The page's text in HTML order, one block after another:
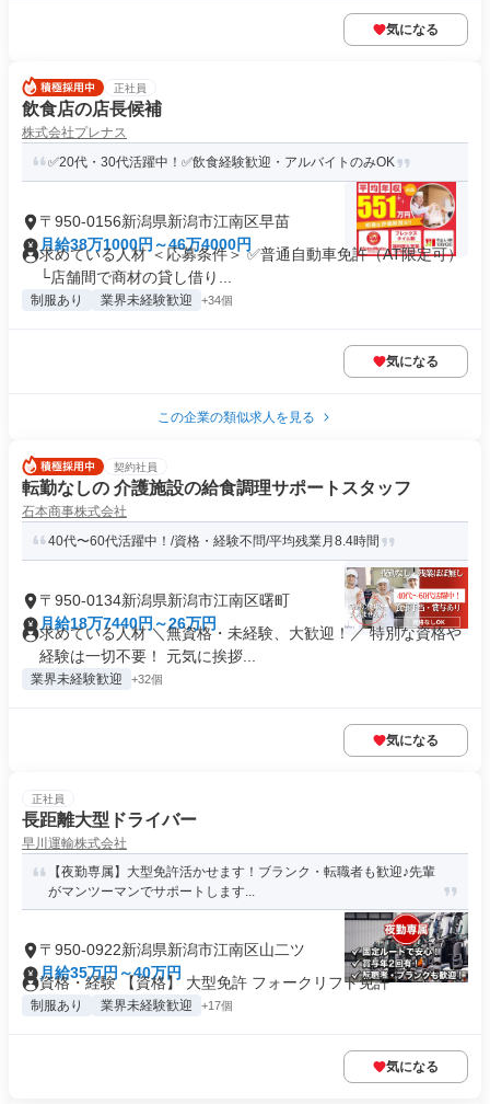
気になる
正社員
飲食店の店長候補
株式会社プレナス
✅20代・30代活躍中！✅飲食経験歓迎・アルバイトのみOK
〒950-0156新潟県新潟市江南区早苗
月給38万1000円～46万4000円
求めている人材 ＜応募条件＞ ✅普通自動車免許（AT限定可）
└店舗間で商材の貸し借り...
制服あり 業界未経験歓迎 +34個
気になる
この企業の類似求人を見る
契約社員
転勤なしの 介護施設の給食調理サポートスタッフ
石本商事株式会社
40代〜60代活躍中！/資格・経験不問/平均残業月8.4時間
〒950-0134新潟県新潟市江南区曙町
月給18万7440円～26万円
求めている人材 ＼無資格・未経験、大歓迎！／ 特別な資格や
経験は一切不要！ 元気に挨拶...
業界未経験歓迎 +32個
気になる
正社員
長距離大型ドライバー
早川運輸株式会社
【夜勤専属】大型免許活かせます！ブランク・転職者も歓迎♪先輩
がマンツーマンでサポートします...
〒950-0922新潟県新潟市江南区山二ツ
月給35万円～40万円
資格・経験 【資格】 大型免許 フォークリフト免許
制服あり 業界未経験歓迎 +17個
気になる